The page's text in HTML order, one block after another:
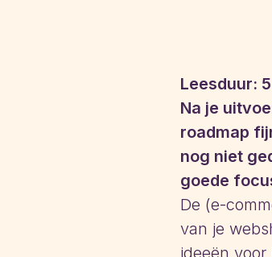
Leesduur:
Na je
roadmap
nog niet
goede
De (e-
van je
ideeën